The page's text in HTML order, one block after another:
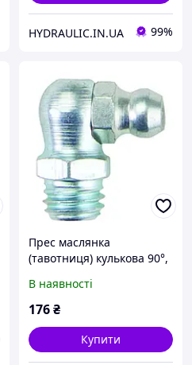
HYDRAULIC.IN.UA 99%
Прес маслянка
(тавотниця) кулькова 90°,
поштучно, DIN71412 |
UMETA Німеччина
В наявності
176₴
Купити